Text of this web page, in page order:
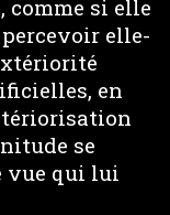
comme si elle
elle-
en
se
vue qui lui